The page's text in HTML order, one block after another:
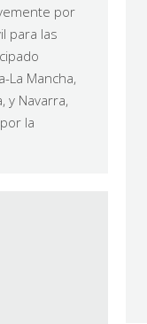
por
para las
La Mancha,
y Navarra,
la